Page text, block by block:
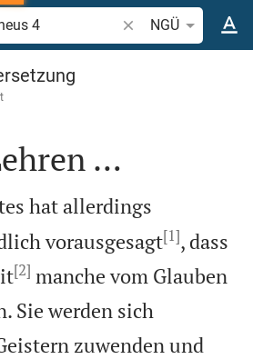
Bibelstelle oder
NGÜ
…
hat allerdings
vorausgesagt[1], dass
[2] manche vom Glauben
Sie werden sich
zuwenden und